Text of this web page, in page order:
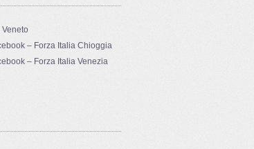
Veneto
– Forza Italia Chioggia
– Forza Italia Venezia